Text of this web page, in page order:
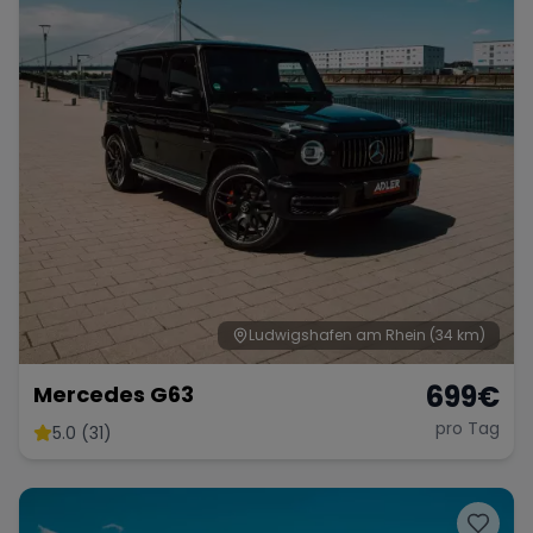
Ludwigshafen am Rhein (34 km)
Mercedes G63
5.0 (31)
699€
pro Tag